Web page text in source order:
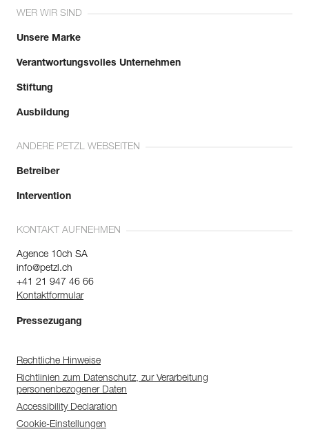
WER WIR SIND
Unsere Marke
Verantwortungsvolles Unternehmen
Stiftung
Ausbildung
ANDERE PETZL WEBSEITEN
Betreiber
Intervention
KONTAKT AUFNEHMEN
Agence 10ch SA
info@petzl.ch
+41 21 947 46 66
Kontaktformular
Pressezugang
Rechtliche Hinweise
Richtlinien zum Datenschutz, zur Verarbeitung
personenbezogener Daten
Accessibility Declaration
Cookie-Einstellungen